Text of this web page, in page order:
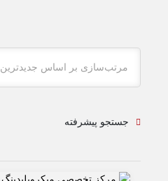
مرتب‌سازی بر اساس جدیدترین
جستجو پیشرفته